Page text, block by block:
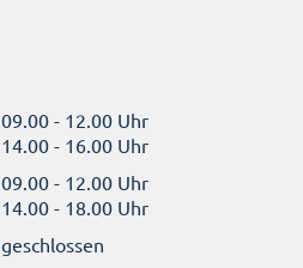
09.00 - 12.00 Uhr
14.00 - 16.00 Uhr
09.00 - 12.00 Uhr
14.00 - 18.00 Uhr
geschlossen